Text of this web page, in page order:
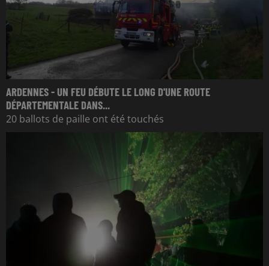
ARDENNES - UN FEU DÉBUTE LE LONG D'UNE ROUTE
DÉPARTEMENTALE DANS...
20 ballots de paille ont été touchés